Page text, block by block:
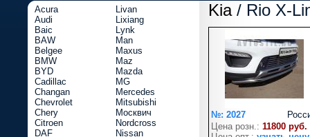
Kia/ Rio X-
№: 2027
Цена розн.: 11800 руб.
Acura
Audi
Baic
BAW
Belgee
BMW
BYD
Cadillac
Changan
Chevrolet
Chery
Citroen
DAF
Livan
Lixiang
Lynk
Man
Maxus
Maz
Mazda
MG
Mercedes
Mitsubishi
Москвич
Nordcross
Nissan